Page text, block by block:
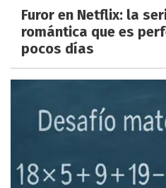
Furor en Netflix: la
romántica que es
pocos días